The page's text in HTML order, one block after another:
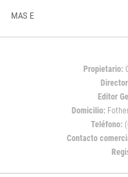
MAS E
Propietario:
Editor
Domicilio:
Teléfono:
Contacto